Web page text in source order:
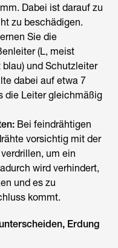
Dabei ist darauf zu
zu beschädigen.
Sie die
(L, meist
und Schutzleiter
dabei auf etwa 7
die Leiter gleichmäßig
Bei feindrähtigen
vorsichtig mit der
um ein
wird verhindert,
und es zu
kommt.
Erdung